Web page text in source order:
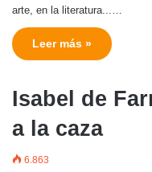
arte, en la literatura...…
Leer más »
Isabel de
a la caza
6.863